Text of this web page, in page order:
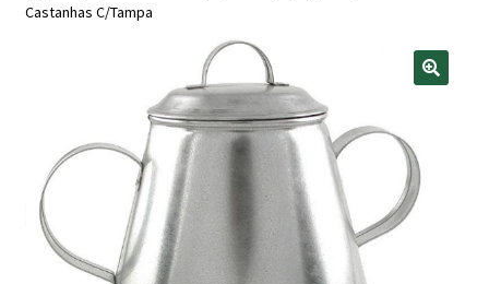
Drogaria
Depósitos – Fossas
Jardim
Rega
Castanhas C/Tampa